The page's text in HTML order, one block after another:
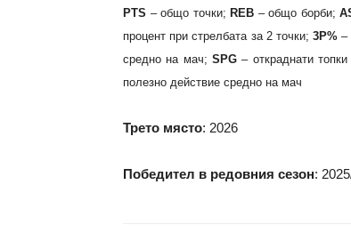
PTS – общо точки; REB – общо борби;
процент при стрелбата за 2 точки;3P% –
средно на мач;SPG – откраднати
полезно действие средно на мач
Трето място: 2026
Победител в редовния сезон: